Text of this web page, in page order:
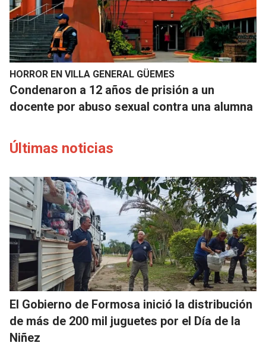
HORROR EN VILLA GENERAL GÜEMES
Condenaron a 12 años de prisión a un
docente por abuso sexual contra una alumna
Últimas noticias
El Gobierno de Formosa inició la distribución
de más de 200 mil juguetes por el Día de la
Niñez